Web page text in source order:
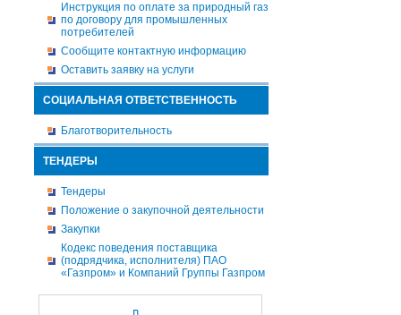
Инструкция по оплате за природный газ
по договору для промышленных
потребителей
Сообщите контактную информацию
Оставить заявку на услуги
СОЦИАЛЬНАЯ ОТВЕТСТВЕННОСТЬ
Благотворительность
ТЕНДЕРЫ
Тендеры
Положение о закупочной деятельности
Закупки
Кодекс поведения поставщика
(подрядчика, исполнителя) ПАО
«Газпром» и Компаний Группы Газпром